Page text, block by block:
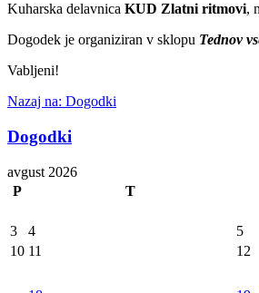
Kuharska delavnica KUD Zlatni ritmovi,
Dogodek je organiziran v sklopu Tednov
Vabljeni!
Nazaj na: Dogodki
Dogodki
avgust 2026
P
T
3
4 5
10 11 12